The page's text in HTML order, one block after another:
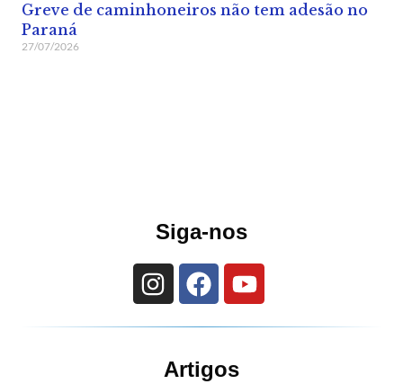
Greve de caminhoneiros não tem adesão no
Paraná
27/07/2026
Siga-nos
Artigos